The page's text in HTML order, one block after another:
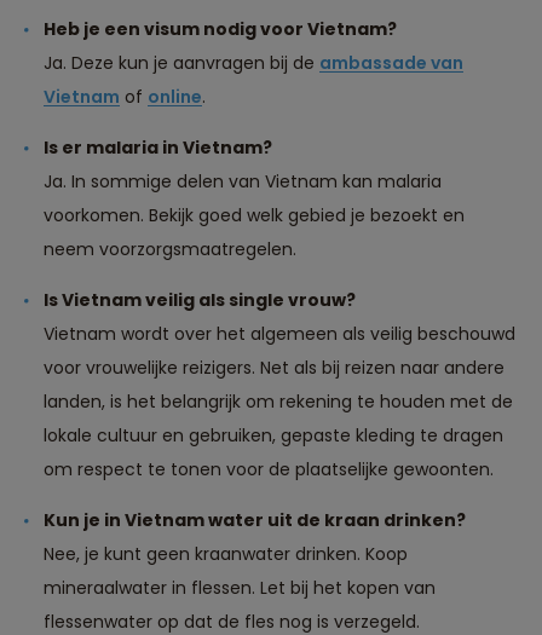
Heb je een visum nodig voor Vietnam?
Ja. Deze kun je aanvragen bij de ambassade van
Vietnam of online.
Is er malaria in Vietnam?
Ja. In sommige delen van Vietnam kan malaria
voorkomen. Bekijk goed welk gebied je bezoekt en
neem voorzorgsmaatregelen.
Is Vietnam veilig als single vrouw?
Vietnam wordt over het algemeen als veilig beschouwd
voor vrouwelijke reizigers. Net als bij reizen naar andere
landen, is het belangrijk om rekening te houden met de
lokale cultuur en gebruiken, gepaste kleding te dragen
om respect te tonen voor de plaatselijke gewoonten.
Kun je in Vietnam water uit de kraan drinken?
Nee, je kunt geen kraanwater drinken. Koop
mineraalwater in flessen. Let bij het kopen van
flessenwater op dat de fles nog is verzegeld.